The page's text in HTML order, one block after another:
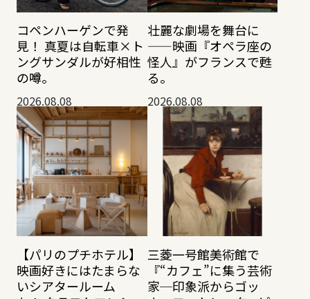
コペンハーゲンで発
見！ 真夏は自転車×ト
ングサンダルが好相性
の噂。
2026.08.08
壮麗な劇場を舞台に
——映画『オペラ座の
怪人』がフランスで甦
る。
2026.08.08
【パリのプチホテル】
映画好きにはたまらな
いシアタールーム
三菱一号館美術館で
『“カフェ”に集う芸術
家─印象派からゴッ